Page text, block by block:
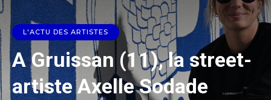
L'ACTU DES ARTISTES
A Gruissan (11), la street-
artiste Axelle Sodade